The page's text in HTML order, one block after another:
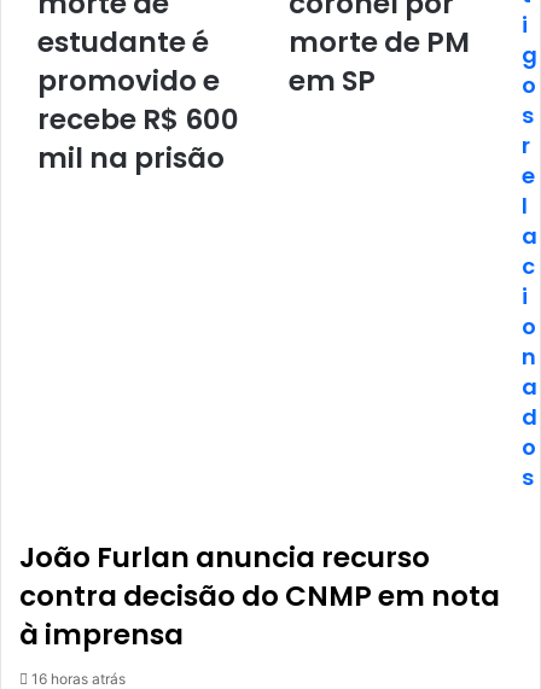
estudante é
promovido e
recebe R$ 600
mil na prisão
morte de PM
em SP
i
g
o
s
r
e
l
a
c
i
o
n
a
d
o
s
João Furlan anuncia recurso
contra decisão do CNMP em nota
à imprensa
16 horas atrás